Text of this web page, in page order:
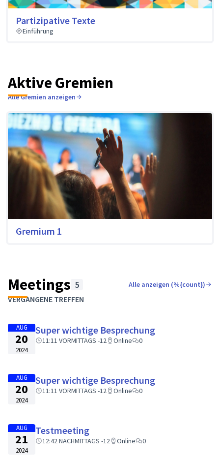
Partizipative Texte
Einführung
Aktive Gremien
Alle Gremien anzeigen
Gremium 1
Meetings 5 Alle anzeigen (%{count})
VERGANGENE TREFFEN
AUG
20
2024
Super wichtige Besprechung
11:11 VORMITTAGS -12 Online 0
AUG
20
2024
Super wichtige Besprechung
11:11 VORMITTAGS -12 Online 0
AUG
21
2024
Testmeeting
12:42 NACHMITTAGS -12 Online 0